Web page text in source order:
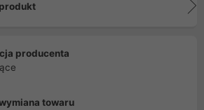
producenta
towaru